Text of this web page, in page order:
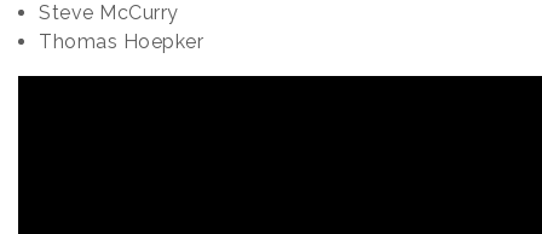
Steve McCurry
Thomas Hoepker